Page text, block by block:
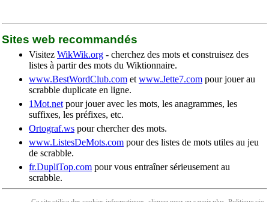
Sites web recommandés
Visitez WikWik.org - cherchez des mots et construisez des
listes à partir des mots du Wiktionnaire.
www.BestWordClub.com et www.Jette7.com pour jouer au
scrabble duplicate en ligne.
1Mot.net pour jouer avec les mots, les anagrammes, les
suffixes, les préfixes, etc.
Ortograf.ws pour chercher des mots.
www.ListesDeMots.com pour des listes de mots utiles au jeu
de scrabble.
fr.DupliTop.com pour vous entraîner sérieusement au
scrabble.